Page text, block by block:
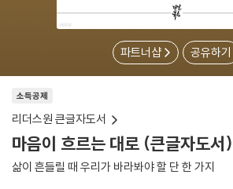
파트너샵 공유하기
소득공제
리더스원 큰글자도서
마음이 흐르는 대로 (큰글자도서)
삶이 흔들릴 때 우리가 바라봐야 할 단 한 가지